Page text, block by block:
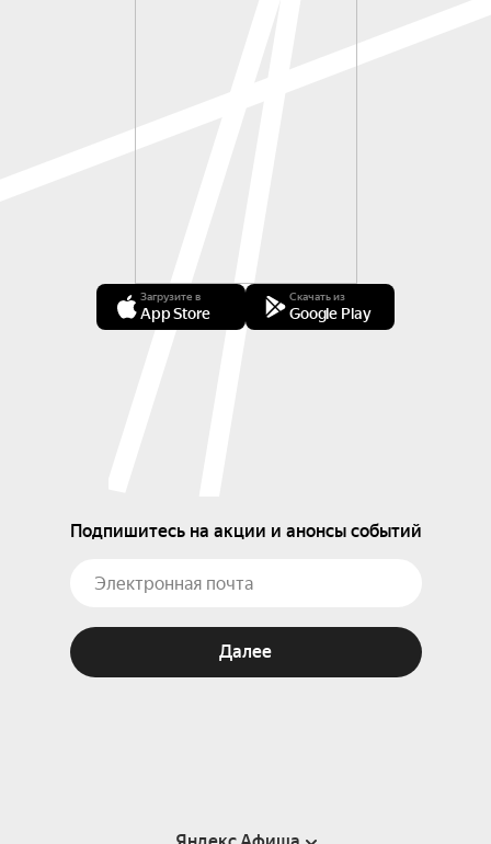
Загрузите в
App Store
Скачать из
Google Play
Подпишитесь на акции и анонсы событий
Далее